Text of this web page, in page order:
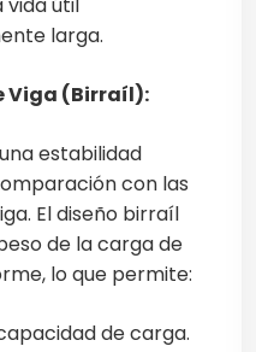
larga.
Viga (Birraíl):
estabilidad
con las
El diseño birraíl
de la carga de
lo que permite:
de carga.